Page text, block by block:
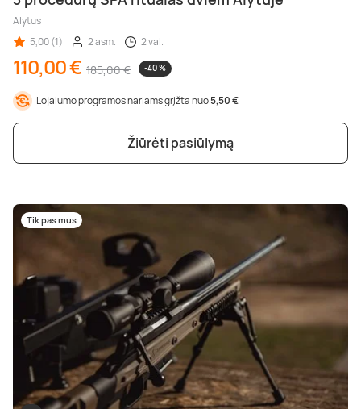
Alytus
5,00 (1)
2 asm. 2 val.
110,00 € 185,00 € -40 %
Lojalumo programos nariams grįžta nuo5,50 €
Žiūrėti pasiūlymą
Tik pas mus